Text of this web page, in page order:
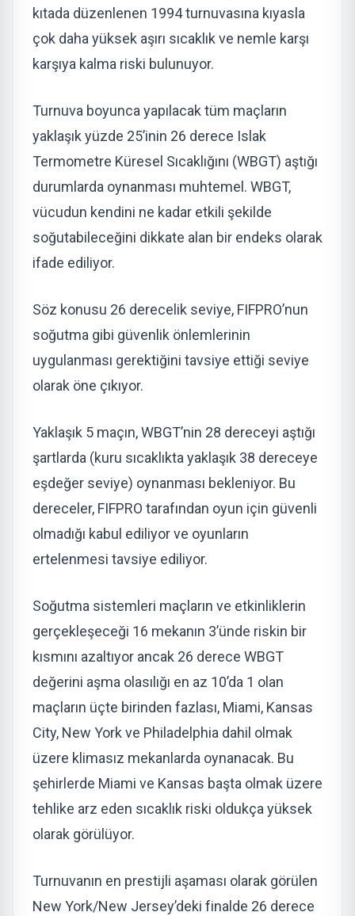
kıtada düzenlenen 1994 turnuvasına kıyasla
çok daha yüksek aşırı sıcaklık ve nemle karşı
karşıya kalma riski bulunuyor.
Turnuva boyunca yapılacak tüm maçların
yaklaşık yüzde 25’inin 26 derece Islak
Termometre Küresel Sıcaklığını (WBGT) aştığı
durumlarda oynanması muhtemel. WBGT,
vücudun kendini ne kadar etkili şekilde
soğutabileceğini dikkate alan bir endeks olarak
ifade ediliyor.
Söz konusu 26 derecelik seviye, FIFPRO’nun
soğutma gibi güvenlik önlemlerinin
uygulanması gerektiğini tavsiye ettiği seviye
olarak öne çıkıyor.
Yaklaşık 5 maçın, WBGT’nin 28 dereceyi aştığı
şartlarda (kuru sıcaklıkta yaklaşık 38 dereceye
eşdeğer seviye) oynanması bekleniyor. Bu
dereceler, FIFPRO tarafından oyun için güvenli
olmadığı kabul ediliyor ve oyunların
ertelenmesi tavsiye ediliyor.
Soğutma sistemleri maçların ve etkinliklerin
gerçekleşeceği 16 mekanın 3’ünde riskin bir
kısmını azaltıyor ancak 26 derece WBGT
değerini aşma olasılığı en az 10’da 1 olan
maçların üçte birinden fazlası, Miami, Kansas
City, New York ve Philadelphia dahil olmak
üzere klimasız mekanlarda oynanacak. Bu
şehirlerde Miami ve Kansas başta olmak üzere
tehlike arz eden sıcaklık riski oldukça yüksek
olarak görülüyor.
Turnuvanın en prestijli aşaması olarak görülen
New York/New Jersey’deki finalde 26 derece